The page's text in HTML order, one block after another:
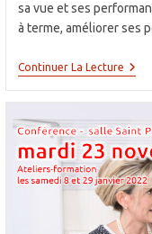
sa vue et ses
à terme, améliorer ses
Continuer La LectureMardi